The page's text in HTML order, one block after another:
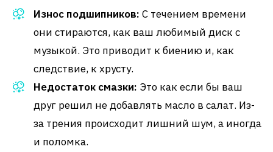
Износ подшипников: С течением времени
они стираются, как ваш любимый диск с
музыкой. Это приводит к биению и, как
следствие, к хрусту.
Недостаток смазки: Это как если бы ваш
друг решил не добавлять масло в салат. Из-
за трения происходит лишний шум, а иногда
и поломка.